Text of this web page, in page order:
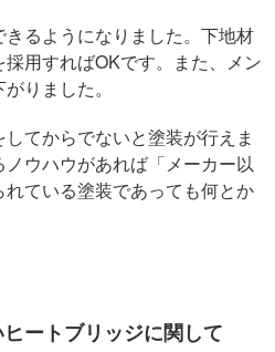
るようになりました。下地材
用すればOKです。また、メン
りました。
てからでないと塗装が行えま
ウハウがあれば「メーカー以
ている塗装であっても何とか
ートブリッジに関して